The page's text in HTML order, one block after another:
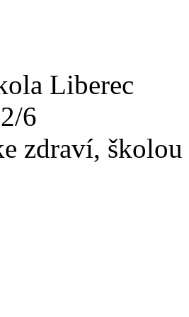
Liberec
6
zdraví,